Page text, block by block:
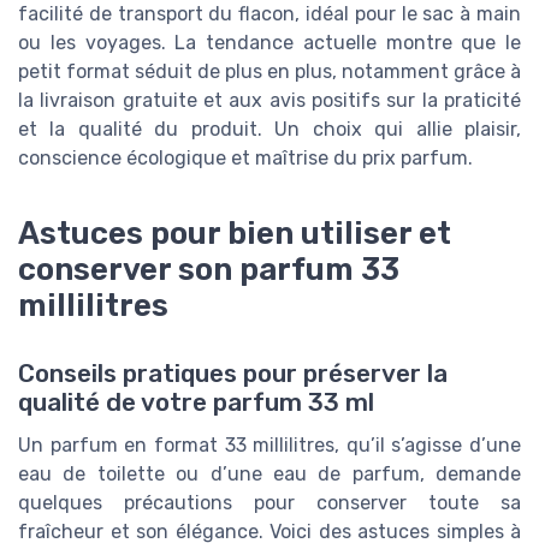
facilité de transport du flacon, idéal pour le sac à main
ou les voyages. La tendance actuelle montre que le
petit format séduit de plus en plus, notamment grâce à
la livraison gratuite et aux avis positifs sur la praticité
et la qualité du produit. Un choix qui allie plaisir,
conscience écologique et maîtrise du prix parfum.
Astuces pour bien utiliser et
conserver son parfum 33
millilitres
Conseils pratiques pour préserver la
qualité de votre parfum 33 ml
Un parfum en format 33 millilitres, qu’il s’agisse d’une
eau de toilette ou d’une eau de parfum, demande
quelques précautions pour conserver toute sa
fraîcheur et son élégance. Voici des astuces simples à